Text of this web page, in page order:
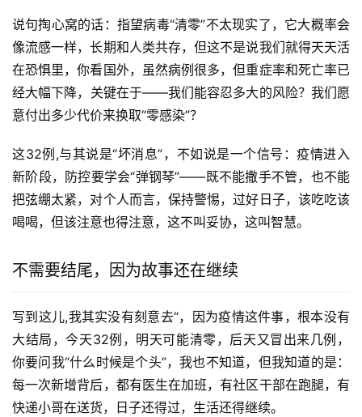
说句掏心窝的话：指望病毒“清零”不太现实了，它大概率会
像流感一样，长期和人类共存，但这不是说我们就得天天活
在恐惧里，你看国外，虽然病例很多，但重症率和死亡率已
经大幅下降，关键在于——我们能容忍多大的风险？我们愿
意付出多少代价来换取“零感染”？
这32例,与其说是“坏消息”，不如说是一个信号：疫情进入
新阶段，防控要学会“弹钢琴”——既不能撒手不管，也不能
把弦绷太紧，对个人而言，保持警惕，过好日子，该吃吃该
喝喝，但该注意也得注意，这不叫妥协，这叫智慧。
不需要结尾，因为故事还在继续
写到这儿,我其实没有刻意去“，因为疫情这件事，根本没有
大结局，今天32例，明天可能清零，后天又冒出来几例，
你要问我“什么时候是个头”，我也不知道，但我知道的是：
每一次新增背后，都有医生在加班，有社区干部在跑腿，有
快递小哥在送货，日子还得过，生活还得继续。